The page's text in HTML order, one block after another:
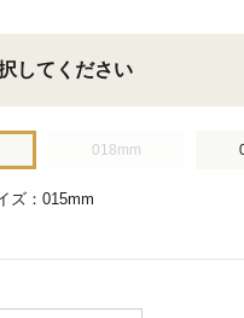
してください
018mm
ズ：015mm